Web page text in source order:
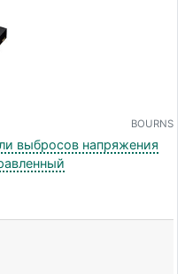
BOURNS
выбросов напряжения